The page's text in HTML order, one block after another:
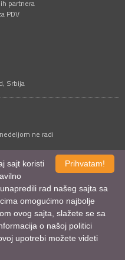
partnera
PDV
Srbija
ne radi
PDV je uračunat u cenu.
prava su zadržana.
,Izrada sajtaimobilnih
Prihvatam!
sajt koristi
rad našeg sajta sa
omogućimo najbolje
ovog sajta, slažete se sa
o našoj politici
upotrebi možete videti